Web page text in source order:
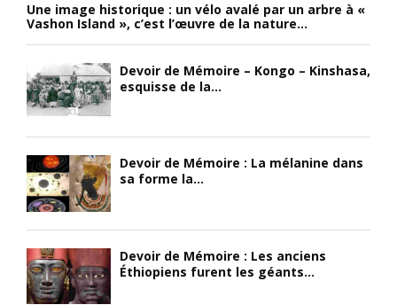
Une image historique : un vélo avalé par un arbre à «
Vashon Island », c’est l’œuvre de la nature...
Devoir de Mémoire – Kongo – Kinshasa,
esquisse de la...
Devoir de Mémoire : La mélanine dans
sa forme la...
Devoir de Mémoire : Les anciens
Éthiopiens furent les géants...